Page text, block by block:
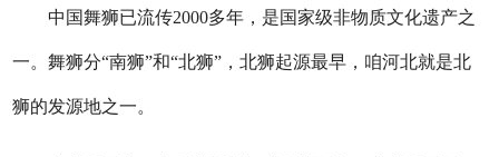
中国舞狮已流传2000多年，是国家级非物质文化遗产之
一。舞狮分“南狮”和“北狮”，北狮起源最早，咱河北就是北
狮的发源地之一。